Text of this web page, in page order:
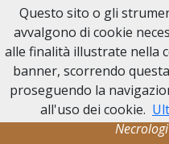
NECROLOGI
AGRO ATELLANO
Questo sito o gli
avvalgono di cookie
alle finalità illustrate nella
banner, scorrendo
proseguendo la
all'uso dei cookie.